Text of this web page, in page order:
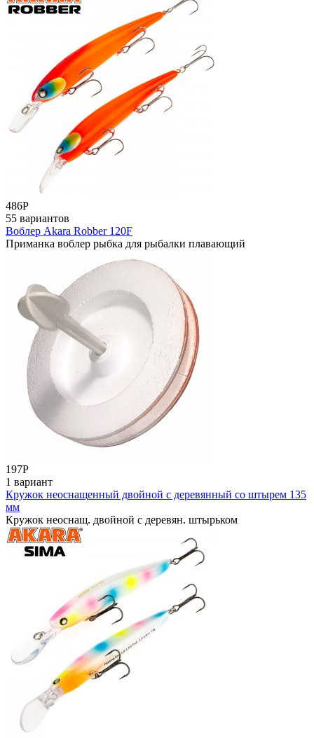
486Р
55 вариантов
Воблер Akara Robber 120F
Приманка воблер рыбка для рыбалки плавающий
197Р
1 вариант
Кружок неоснащенный двойной с деревянный со штырем 135
мм
Кружок неоснащ. двойной с деревян. штырьком